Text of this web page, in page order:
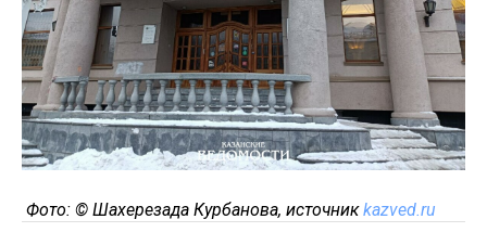
Фото: © Шахерезада Курбанова, источникkazved.ru